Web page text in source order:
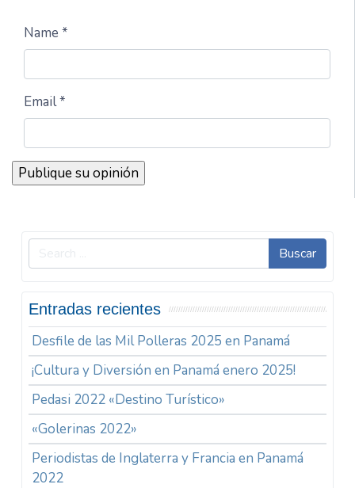
Name *
Email *
Buscar
Entradas recientes
Desfile de las Mil Polleras 2025 en Panamá
¡Cultura y Diversión en Panamá enero 2025!
Pedasi 2022 «Destino Turístico»
«Golerinas 2022»
Periodistas de Inglaterra y Francia en Panamá
2022